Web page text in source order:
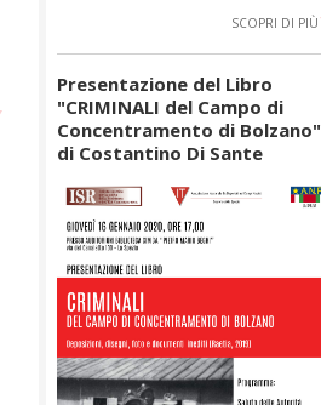
SCOPRI DI PIÙ
Presentazione del Libro
"CRIMINALI del Campo di
Concentramento di Bolzano"
di Costantino Di Sante